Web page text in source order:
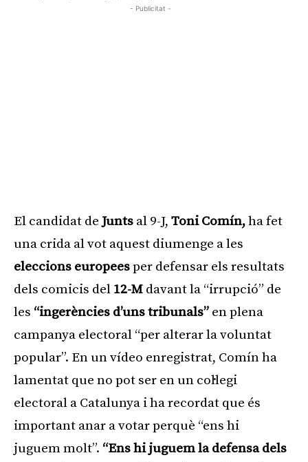
- Publicitat -
El candidat deJunts al 9-J, Toni Comín,ha fet
una crida al vot aquest diumenge a les
eleccions europeesper defensar els resultats
dels comicis del 12-M davant la “irrupció” de
les “ingerències d’uns tribunals” en plena
campanya electoral “per alterar la voluntat
popular”. En un vídeo enregistrat, Comín ha
lamentat que no pot ser en un col·legi
electoral a Catalunya i ha recordat que és
important anar a votar perquè “ens hi
juguem molt”. “Ens hi juguem la defensa dels